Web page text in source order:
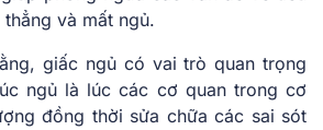
và mất ngủ.
giấc ngủ có vai trò quan trọng
ngủ là lúc các cơ quan trong cơ
đồng thời sửa chữa các sai sót